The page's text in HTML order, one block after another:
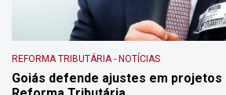
REFORMA TRIBUTÁRIA - NOTÍCIAS
Goiás defende ajustes em projetos